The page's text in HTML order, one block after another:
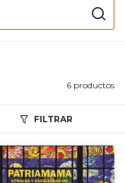
6 productos
FILTRAR